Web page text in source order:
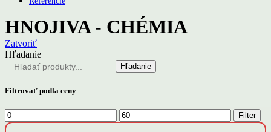
HNOJIVA - CHÉMIA
Zatvoriť
Hľadanie
Hľadanie
Filtrovať podla ceny
Minimálna
cena
Maximálna
cena
Filter